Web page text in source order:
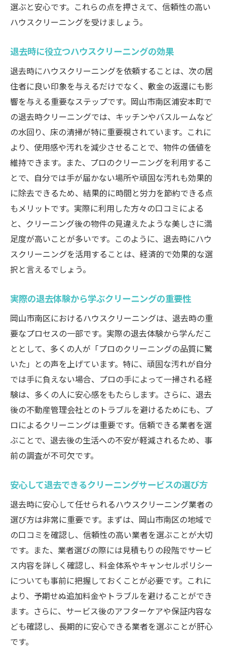
選ぶと安心です。これらの点を押さえて、信頼性の高い
ハウスクリーニングを受けましょう。
退去時に役立つハウスクリーニングの効果
退去時にハウスクリーニングを依頼することは、次の居
住者に良い印象を与えるだけでなく、敷金の返還にも影
響を与える重要なステップです。岡山市南区浦安本町で
の退去時クリーニングでは、キッチンやバスルームなど
の水回り、床の清掃が特に重要視されています。これに
より、使用感や汚れを減少させることで、物件の価値を
維持できます。また、プロのクリーニングを利用するこ
とで、自分では手が届かない場所や頑固な汚れも効果的
に除去できるため、結果的に時間と労力を節約できる点
もメリットです。実際に利用した方々の口コミによる
と、クリーニング後の物件の見違えたような美しさに満
足度が高いことが多いです。このように、退去時にハウ
スクリーニングを活用することは、経済的で効果的な選
択と言えるでしょう。
実際の退去体験から学ぶクリーニングの重要性
岡山市南区におけるハウスクリーニングは、退去時の重
要なプロセスの一部です。実際の退去体験から学んだこ
ととして、多くの人が「プロのクリーニングの品質に驚
いた」との声を上げています。特に、頑固な汚れが自分
では手に負えない場合、プロの手によって一掃される経
験は、多くの人に安心感をもたらします。さらに、退去
後の不動産管理会社とのトラブルを避けるためにも、プ
ロによるクリーニングは重要です。信頼できる業者を選
ぶことで、退去後の生活への不安が軽減されるため、事
前の調査が不可欠です。
安心して退去できるクリーニングサービスの選び方
退去時に安心して任せられるハウスクリーニング業者の
選び方は非常に重要です。まずは、岡山市南区の地域で
の口コミを確認し、信頼性の高い業者を選ぶことが大切
です。また、業者選びの際には見積もりの段階でサービ
ス内容を詳しく確認し、料金体系やキャンセルポリシー
についても事前に把握しておくことが必要です。これに
より、予期せぬ追加料金やトラブルを避けることができ
ます。さらに、サービス後のアフターケアや保証内容な
ども確認し、長期的に安心できる業者を選ぶことが肝心
です。